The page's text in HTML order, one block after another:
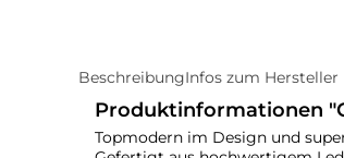
BeschreibungInfos zum Hersteller
Produktinformationen
Topmodern im Design und